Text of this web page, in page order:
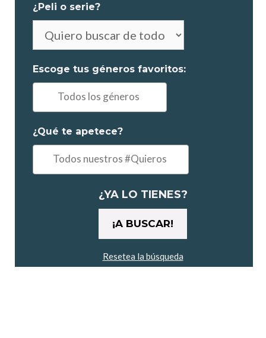
¿Peli o serie?
elegir
Escoge tus géneros favoritos:
¿Qué te apetece?
Ejemplo:
¿YA LO TIENES?
Resetea la búsqueda